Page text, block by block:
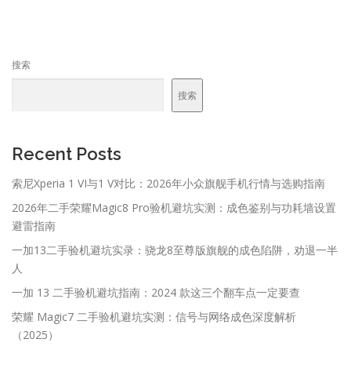
搜索
搜索
Recent Posts
索尼Xperia 1 VI与1 V对比：2026年小众旗舰手机行情与选购指南
2026年二手荣耀Magic8 Pro验机避坑实测：成色鉴别与功耗墙设置
避雷指南
一加13二手验机避坑实录：骁龙8至尊版旗舰的成色陷阱，劝退一半
人
一加 13 二手验机避坑指南：2024 款这三个翻车点一定要查
荣耀 Magic7 二手验机避坑实测：信号与网络成色深度解析
（2025）